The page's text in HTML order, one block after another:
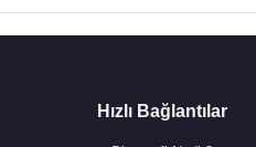
Hızlı Bağlantılar